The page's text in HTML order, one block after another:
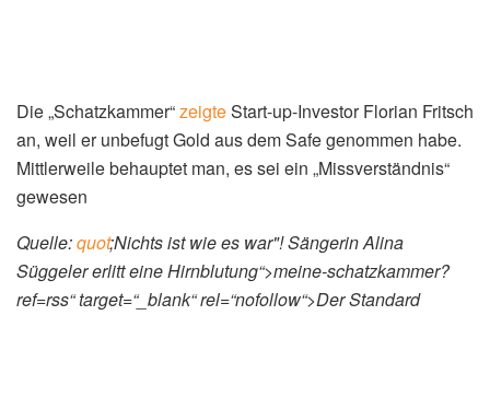
Die „Schatzkammer“zeigteStart-up-Investor Florian Fritsch
an, weil er unbefugt Gold aus dem Safe genommen habe.
Mittlerweile behauptet man, es sei ein „Missverständnis“
gewesen
Quelle:quot;Nichts ist wie es war"! Sängerin Alina
Süggeler erlitt eine Hirnblutung“>meine-schatzkammer?
ref=rss“ target=“_blank“ rel=“nofollow“>Der Standard